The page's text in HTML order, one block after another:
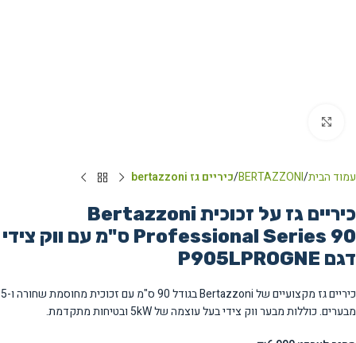
עמוד הבית BERTAZZONI כיריים גז bertazzoni
כיריים גז על זכוכית Bertazzoni
Professional Series 90 ס"מ עם ווק צידי
דגם P905LPROGNE
כיריים גז מקצועיים של Bertazzoni בגודל 90 ס"מ עם זכוכית מחוסמת שחורה ו-5
מבערים. כוללות מבער ווק צידי בעל עוצמה של 5kW ובטיחות מתקדמת.